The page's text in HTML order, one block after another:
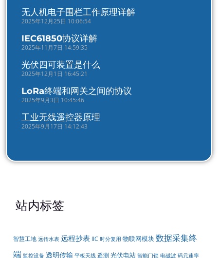
无人机电子围栏工作原理详解
2025年12月25日 10:06:54
IEC61850协议详解
2025年11月7日 14:59:35
光伏四可装置是什么
2025年12月1日 16:45:21
LoRa终端和网关之间的协议
2025年9月3日 10:45:46
工业无线遥控器原理
2025年9月17日 14:12:43
站内标签
智慧工地 远传水表 远程抄表 IIC 时分复用 物联网模块数据采集终
端 监控设备 透明传输 平板天线 遥测 光伏电站 智能门锁 电磁波 码元速率